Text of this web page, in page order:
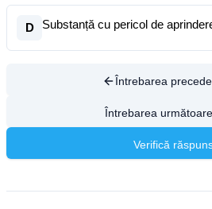
D Substanță cu pericol de
Întrebarea
Întrebarea
Verifică